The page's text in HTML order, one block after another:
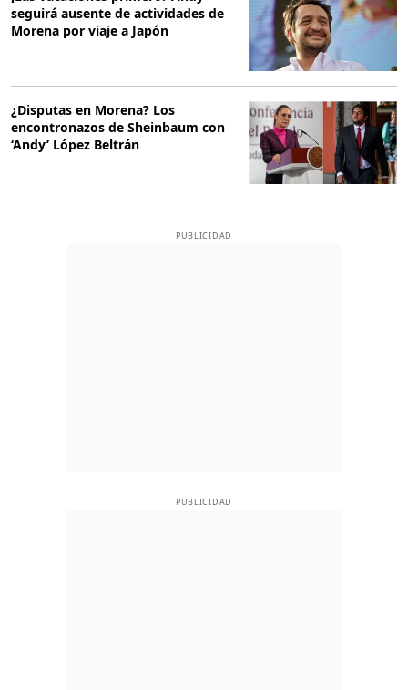
seguirá ausente de actividades de
Morena por viaje a Japón
¿Disputas en Morena? Los
encontronazos de Sheinbaum con
‘Andy’ López Beltrán
PUBLICIDAD
PUBLICIDAD